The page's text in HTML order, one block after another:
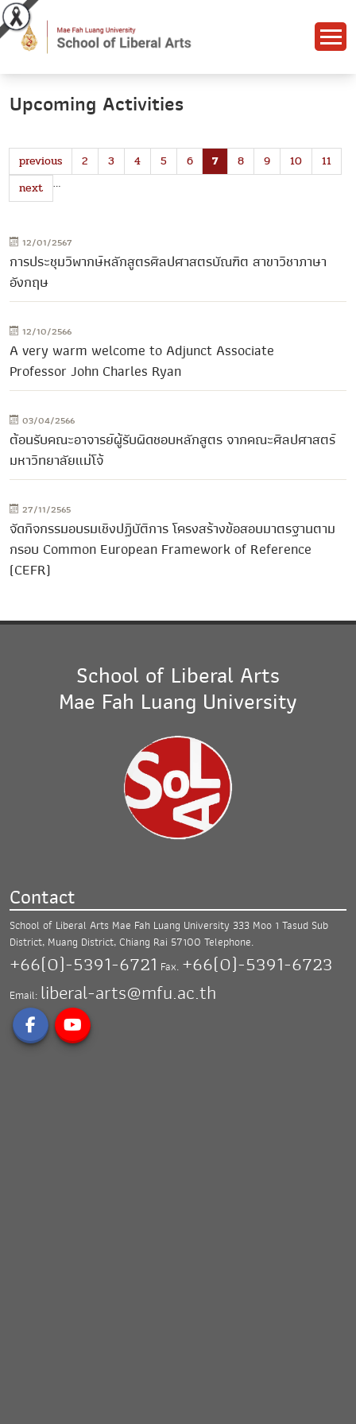
Upcoming Activities
previous 2 3 4 5 6 7 8 9 10
11
…
next
12/01/2567
การประชุมวิพากษ์หลักสูตรศิลปศาสตรบัณฑิต สาขาวิชาภาษา
อังกฤษ
12/10/2566
A very warm welcome to Adjunct Associate
Professor John Charles Ryan
03/04/2566
ต้อนรับคณะอาจารย์ผู้รับผิดชอบหลักสูตร จากคณะศิลปศาสตร์
มหาวิทยาลัยแม่โจ้
27/11/2565
จัดกิจกรรมอบรมเชิงปฏิบัติการ โครงสร้างข้อสอบมาตรฐานตาม
กรอบ Common European Framework of Reference
(CEFR)
School of Liberal Arts
Mae Fah Luang University
Contact
School of Liberal Arts Mae Fah Luang University 333 Moo 1 Tasud Sub
District, Muang District,Chiang Rai 57100 Telephone.
+66(0)-5391-6721 Fax. +66(0)-5391-6723
Email: liberal-arts@mfu.ac.th